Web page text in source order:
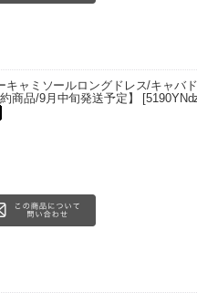
ャミソールロングドレス/キャバ
商品/9月中旬発送予定】
[